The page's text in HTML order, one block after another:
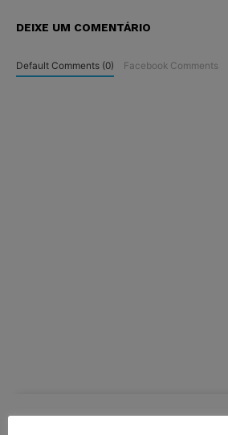
DEIXE UM COMENTÁRIO
Default Comments (0) Facebook Comments